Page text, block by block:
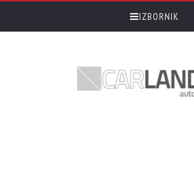
IZBORNIK